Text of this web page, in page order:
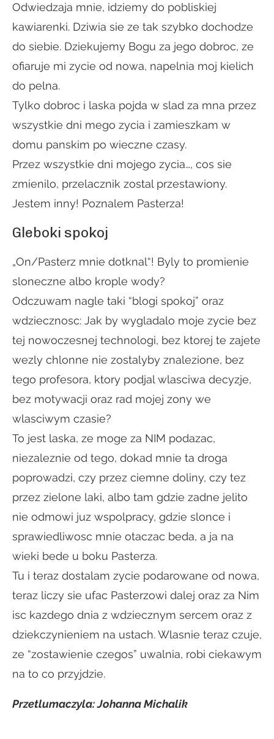
Odwiedzaja mnie, idziemy do pobliskiej
kawiarenki. Dziwia sie ze tak szybko dochodze
do siebie. Dziekujemy Bogu za jego dobroc, ze
ofiaruje mi zycie od nowa, napelnia moj kielich
do pelna.
Tylko dobroc i laska pojda w slad za mna przez
wszystkie dni mego zycia i zamieszkam w
domu panskim po wieczne czasy.
Przez wszystkie dni mojego zycia…, cos sie
zmienilo, przelacznik zostal przestawiony.
Jestem inny! Poznalem Pasterza!
Gleboki spokoj
„On/Pasterz mnie dotknal“! Byly to promienie
sloneczne albo krople wody?
Odczuwam nagle taki “blogi spokoj” oraz
wdziecznosc: Jak by wygladalo moje zycie bez
tej nowoczesnej technologi, bez ktorej te zajete
wezly chlonne nie zostalyby znalezione, bez
tego profesora, ktory podjal wlasciwa decyzje,
bez motywacji oraz rad mojej zony we
wlasciwym czasie?
To jest laska, ze moge za NIM podazac,
niezaleznie od tego, dokad mnie ta droga
poprowadzi, czy przez ciemne doliny, czy tez
przez zielone laki, albo tam gdzie zadne jelito
nie odmowi juz wspolpracy, gdzie slonce i
sprawiedliwosc mnie otaczac beda, a ja na
wieki bede u boku Pasterza.
Tu i teraz dostalam zycie podarowane od nowa,
teraz liczy sie ufac Pasterzowi dalej oraz za Nim
isc kazdego dnia z wdziecznym sercem oraz z
dziekczynieniem na ustach. Wlasnie teraz czuje,
ze “zostawienie czegos” uwalnia, robi ciekawym
na to co przyjdzie.
Przetlumaczyla: Johanna Michalik